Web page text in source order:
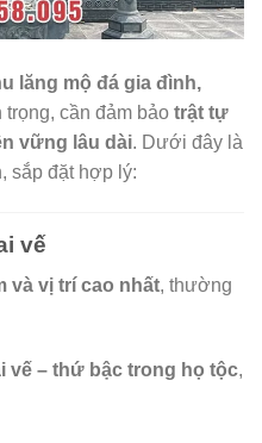
lăng mộ đá gia đình,
cần đảm bảo trật tự
vững lâu dài. Dưới đây là
sắp đặt hợp lý:
vế
và vị trí cao nhất, thường
vế – thứ bậc trong họ tộc,